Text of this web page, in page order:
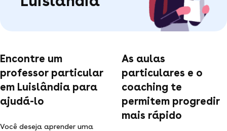
Encontre um
professor particular
em Luislândia para
ajudá-lo
Você deseja aprender uma
As aulas
particulares e o
coaching te
permitem progredir
mais rápido